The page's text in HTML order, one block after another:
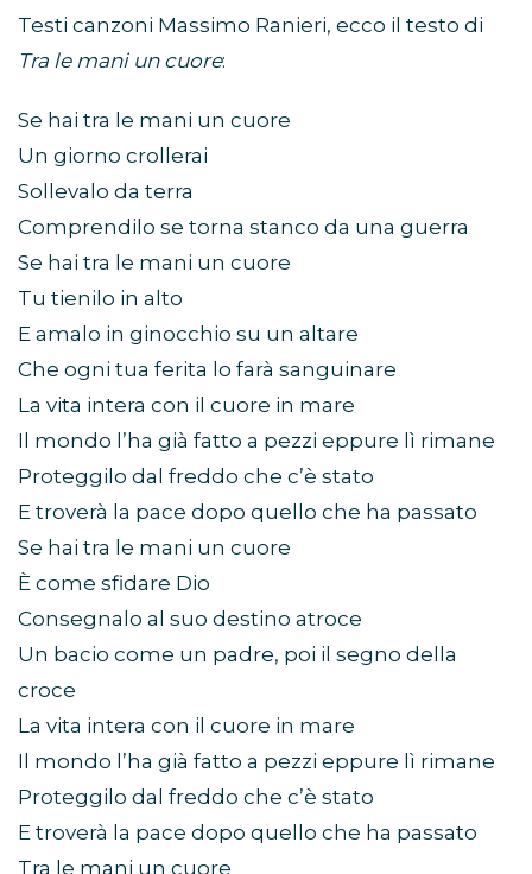
Testi canzoni Massimo Ranieri, ecco il testo di
Tra le mani un cuore:
Se hai tra le mani un cuore
Un giorno crollerai
Sollevalo da terra
Comprendilo se torna stanco da una guerra
Se hai tra le mani un cuore
Tu tienilo in alto
E amalo in ginocchio su un altare
Che ogni tua ferita lo farà sanguinare
La vita intera con il cuore in mare
Il mondo l’ha già fatto a pezzi eppure lì rimane
Proteggilo dal freddo che c’è stato
E troverà la pace dopo quello che ha passato
Se hai tra le mani un cuore
È come sfidare Dio
Consegnalo al suo destino atroce
Un bacio come un padre, poi il segno della
croce
La vita intera con il cuore in mare
Il mondo l’ha già fatto a pezzi eppure lì rimane
Proteggilo dal freddo che c’è stato
E troverà la pace dopo quello che ha passato
Tra le mani un cuore